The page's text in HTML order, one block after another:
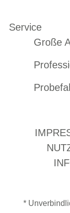
Service
Große
*